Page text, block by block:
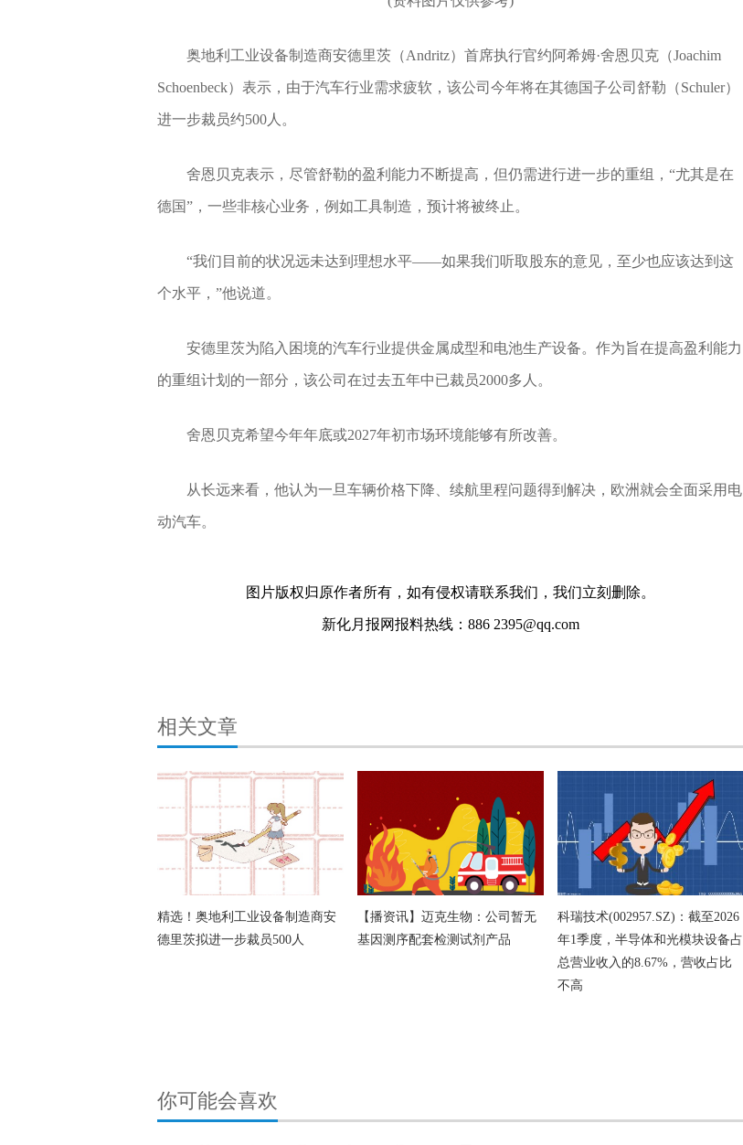
奥地利工业设备制造商安德里茨（Andritz）首席执行官约阿希姆·舍恩贝克（Joachim
Schoenbeck）表示，由于汽车行业需求疲软，该公司今年将在其德国子公司舒勒（Schuler）
进一步裁员约500人。
舍恩贝克表示，尽管舒勒的盈利能力不断提高，但仍需进行进一步的重组，“尤其是在
德国”，一些非核心业务，例如工具制造，预计将被终止。
“我们目前的状况远未达到理想水平——如果我们听取股东的意见，至少也应该达到这
个水平，”他说道。
安德里茨为陷入困境的汽车行业提供金属成型和电池生产设备。作为旨在提高盈利能力
的重组计划的一部分，该公司在过去五年中已裁员2000多人。
舍恩贝克希望今年年底或2027年初市场环境能够有所改善。
从长远来看，他认为一旦车辆价格下降、续航里程问题得到解决，欧洲就会全面采用电
动汽车。
图片版权归原作者所有，如有侵权请联系我们，我们立刻删除。
新化月报网报料热线：886 2395@qq.com
相关文章
精选！奥地利工业设备制造商安
德里茨拟进一步裁员500人
【播资讯】迈克生物：公司暂无
基因测序配套检测试剂产品
科瑞技术(002957.SZ)：截至2026
年1季度，半导体和光模块设备占
总营业收入的8.67%，营收占比
不高
你可能会喜欢